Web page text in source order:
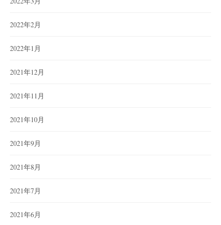
2022年2月
2022年1月
2021年12月
2021年11月
2021年10月
2021年9月
2021年8月
2021年7月
2021年6月